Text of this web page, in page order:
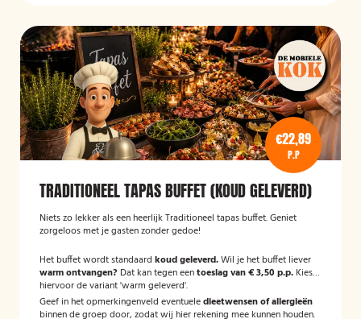
€22,89
P.P
TRADITIONEEL TAPAS BUFFET (KOUD GELEVERD)
Niets zo lekker als een heerlijk Traditioneel tapas buffet. Geniet
zorgeloos met je gasten zonder gedoe!
Het buffet wordt standaard koud geleverd.Wil je het buffet liever
warm ontvangen? Dat kan tegen eentoeslag van € 3,50 p.p. Kies
hiervoor de variant 'warm geleverd'.
Geef in het opmerkingenveld eventueledieetwensen of allergieën
binnen de groep door, zodat wij hier rekening mee kunnen houden.